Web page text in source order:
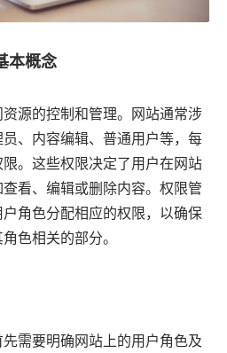
本概念
源的控制和管理。网站通常涉
、内容编辑、普通用户等，每
。这些权限决定了用户在网站
查看、编辑或删除内容。权限管
角色分配相应的权限，以确保
色相关的部分。
需要明确网站上的用户角色及